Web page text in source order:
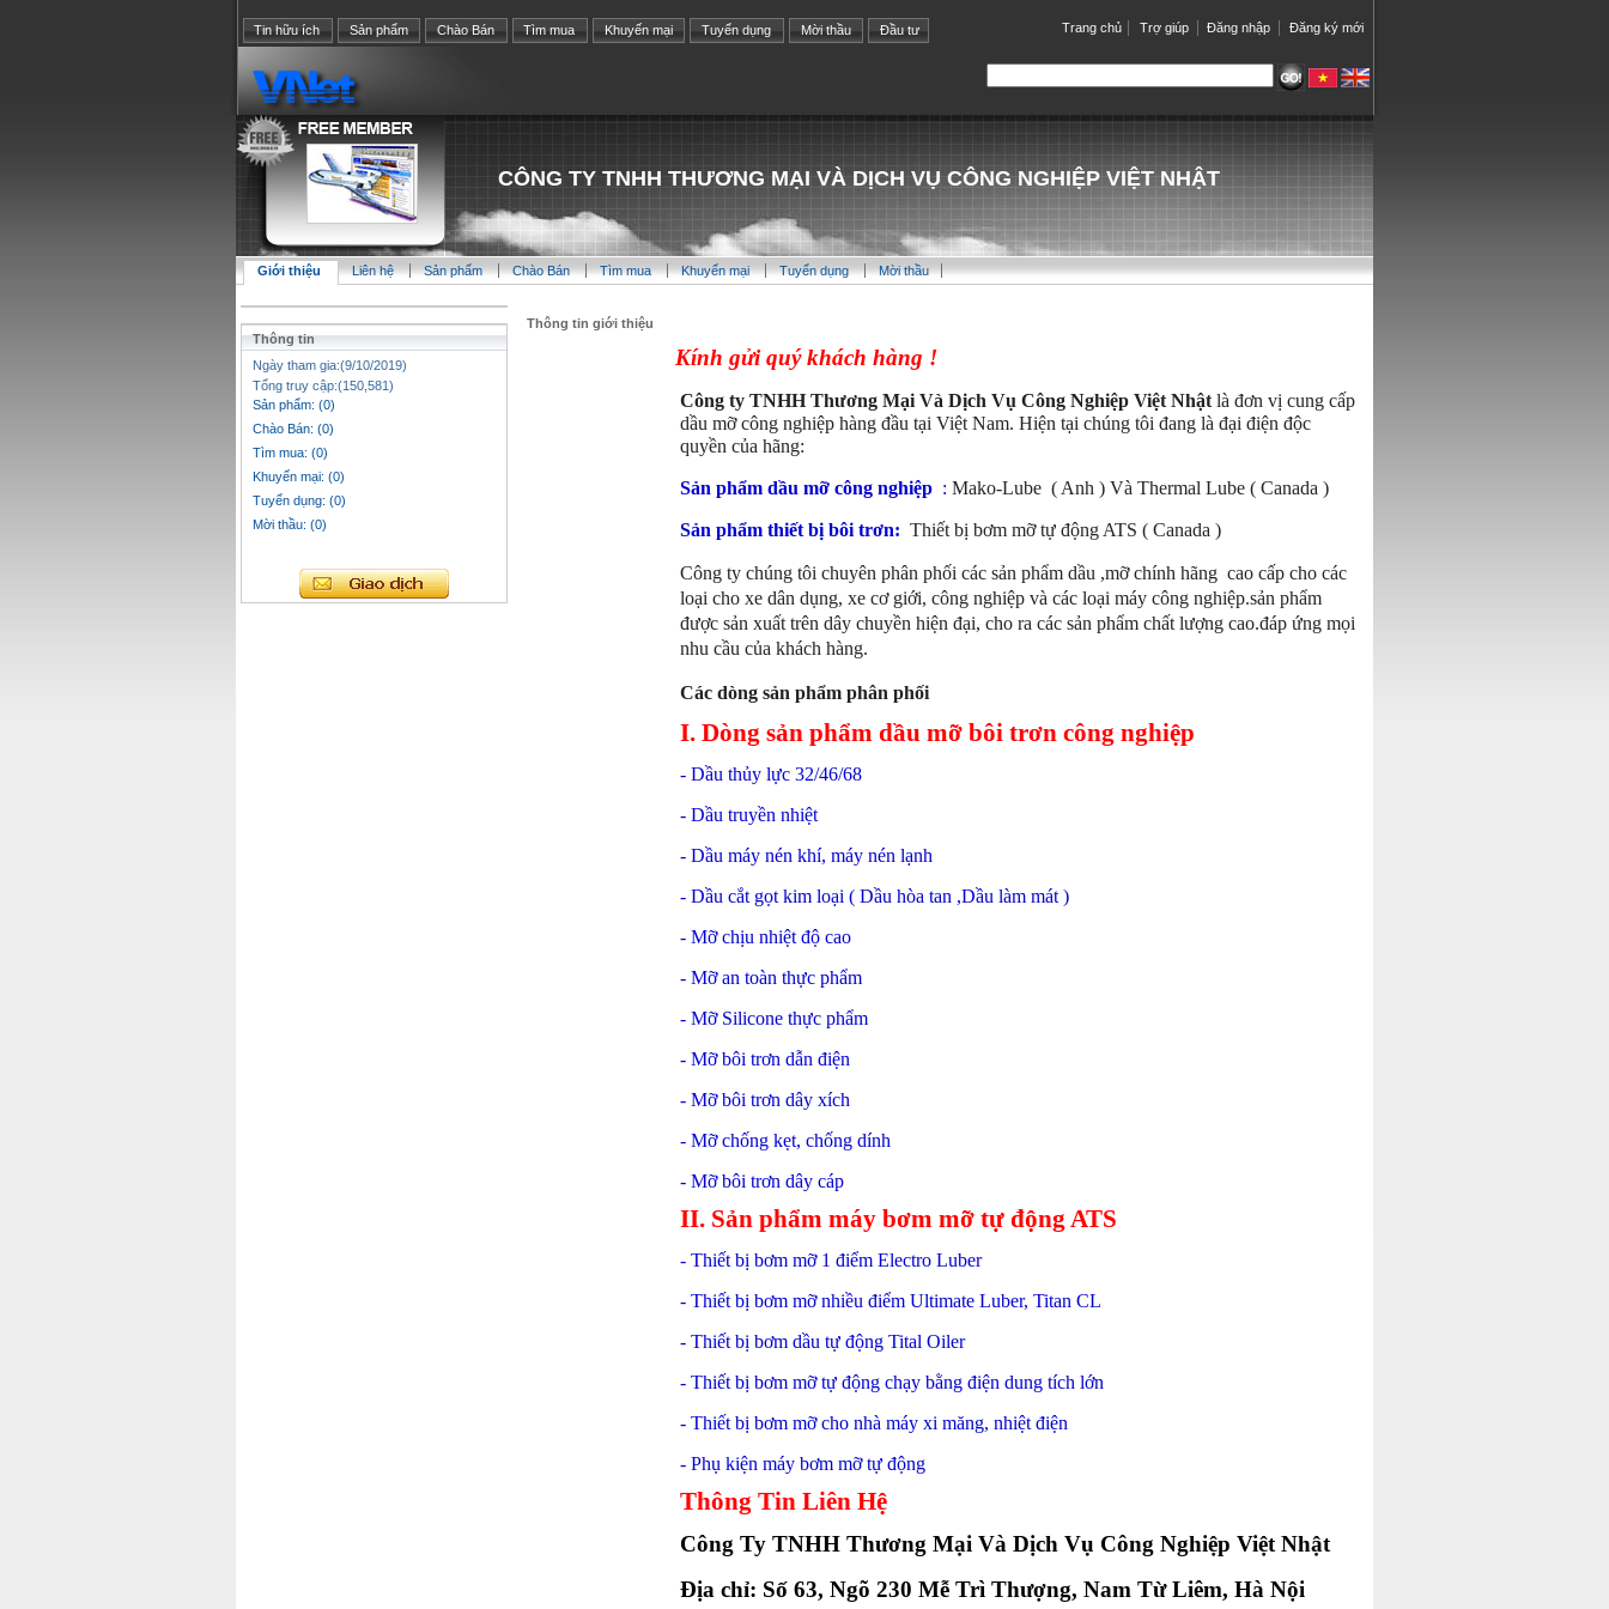
Trang chủ Trợ giúp Đăng nhập Đăng ký mới
Tin hữu ích Sản phẩm Chào Bán Tìm mua Khuyến mại Tuyển dụng Mời thầu Đầu tư
CÔNG TY TNHH THƯƠNG MẠI VÀ DỊCH VỤ CÔNG NGHIỆP VIỆT NHẬT
Giới thiệu Liên hệ Sản phẩm Chào Bán Tìm mua Khuyến mại Tuyển dụng Mời thầu
Thông tin
Ngày tham gia:(9/10/2019)
Tổng truy cập:(150,581)
Sản phẩm: (0)
Chào Bán: (0)
Tìm mua: (0)
Khuyến mại: (0)
Tuyển dụng: (0)
Mời thầu: (0)
Thông tin giới thiệu
Kính gửi quý khách hàng !
Công ty TNHH Thương Mại Và Dịch Vụ Công Nghiệp Việt Nhật là đơn vị cung cấp
dầu mỡ công nghiệp hàng đầu tại Việt Nam. Hiện tại chúng tôi đang là đại điện độc
quyền của hãng:
Sản phẩm dầu mỡ công nghiệp : Mako-Lube ( Anh ) Và Thermal Lube ( Canada )
Sản phẩm thiết bị bôi trơn: Thiết bị bơm mỡ tự động ATS ( Canada )
Công ty chúng tôi chuyên phân phối các sản phẩm dầu ,mỡ chính hãng cao cấp cho các
loại cho xe dân dụng, xe cơ giới, công nghiệp và các loại máy công nghiệp.sản phẩm
được sản xuất trên dây chuyền hiện đại, cho ra các sản phẩm chất lượng cao.đáp ứng mọi
nhu cầu của khách hàng.
Các dòng sản phẩm phân phối
I. Dòng sản phẩm dầu mỡ bôi trơn công nghiệp
- Dầu thủy lực 32/46/68
- Dầu truyền nhiệt
- Dầu máy nén khí, máy nén lạnh
- Dầu cắt gọt kim loại ( Dầu hòa tan ,Dầu làm mát )
- Mỡ chịu nhiệt độ cao
- Mỡ an toàn thực phẩm
- Mỡ Silicone thực phẩm
- Mỡ bôi trơn dẫn điện
- Mỡ bôi trơn dây xích
- Mỡ chống kẹt, chống dính
- Mỡ bôi trơn dây cáp
II. Sản phẩm máy bơm mỡ tự động ATS
- Thiết bị bơm mỡ 1 điểm Electro Luber
- Thiết bị bơm mỡ nhiều điểm Ultimate Luber, Titan CL
- Thiết bị bơm dầu tự động Tital Oiler
- Thiết bị bơm mỡ tự động chạy bằng điện dung tích lớn
- Thiết bị bơm mỡ cho nhà máy xi măng, nhiệt điện
- Phụ kiện máy bơm mỡ tự động
Thông Tin Liên Hệ
Công Ty TNHH Thương Mại Và Dịch Vụ Công Nghiệp Việt Nhật
Địa chỉ: Số 63, Ngõ 230 Mễ Trì Thượng, Nam Từ Liêm, Hà Nội